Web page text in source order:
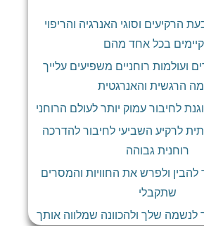
הרקיעים וסוגי האנרגיה והריפוי
בכל אחד מהם
ועולמות רוחניים משפיעים עלייך
הרגשית והאנרגטית
לחיבור עמוק יותר לעולם הרוחני
לרקיע השביעי לחיבור להדרכה
רוחנית גבוהה
להבין ולפרש את החוויות והמסרים
שתקבלי
לנשמה שלך ולהכוונה שמלווה אותך